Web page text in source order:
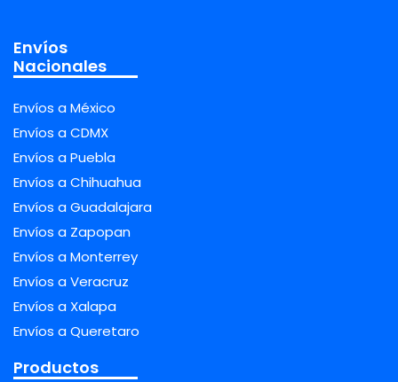
Envíos
Nacionales
Envíos a México
Envíos a CDMX
Envíos a Puebla
Envíos a Chihuahua
Envíos a Guadalajara
Envíos a Zapopan
Envíos a Monterrey
Envíos a Veracruz
Envíos a Xalapa
Envíos a Queretaro
Productos